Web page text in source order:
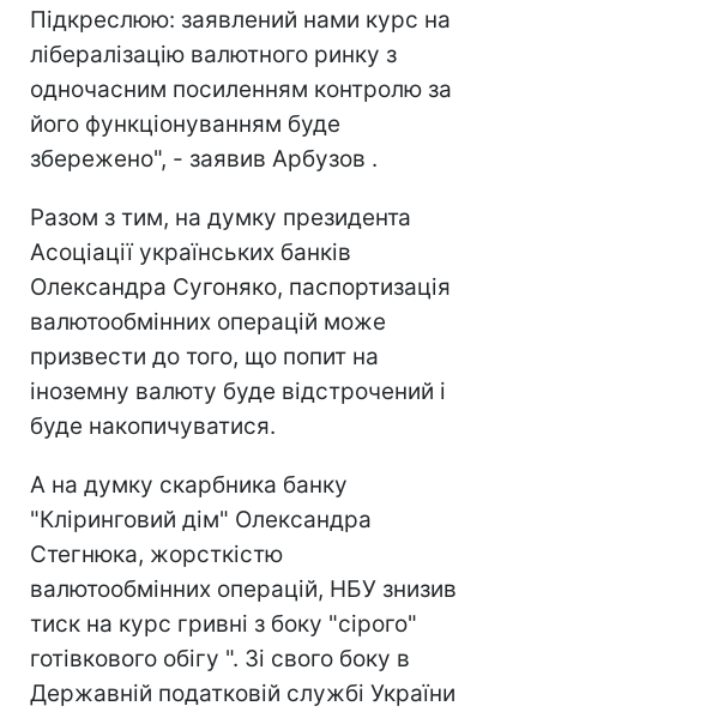
Підкреслюю: заявлений нами курс на
лібералізацію валютного ринку з
одночасним посиленням контролю за
його функціонуванням буде
збережено", - заявив Арбузов .
Разом з тим, на думку президента
Асоціації українських банків
Олександра Сугоняко, паспортизація
валютообмінних операцій може
призвести до того, що попит на
іноземну валюту буде відстрочений і
буде накопичуватися.
А на думку скарбника банку
"Кліринговий дім" Олександра
Стегнюка, жорсткістю
валютообмінних операцій, НБУ знизив
тиск на курс гривні з боку "сірого"
готівкового обігу ". Зі свого боку в
Державній податковій службі України